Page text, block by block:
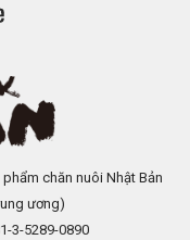
chăn nuôi Nhật Bản
ương)
3-5289-0890